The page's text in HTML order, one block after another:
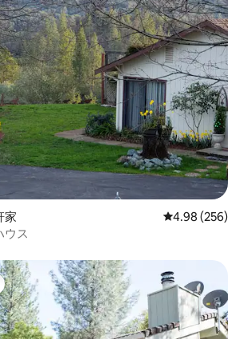
家 レビュー256
4.98 (256)
ウス